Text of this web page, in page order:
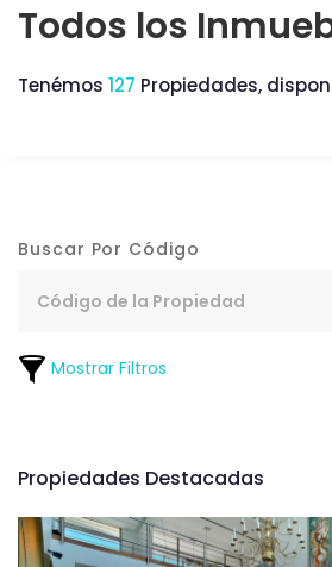
Todos los
Tenémos 127 Propiedades,
Buscar Por Código
Mostrar Filtros
Propiedades Destacadas